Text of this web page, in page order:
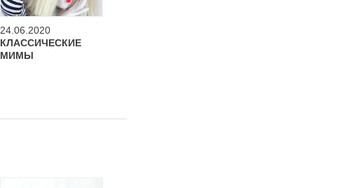
24.06.2020
КЛАССИЧЕСКИЕ
МИМЫ